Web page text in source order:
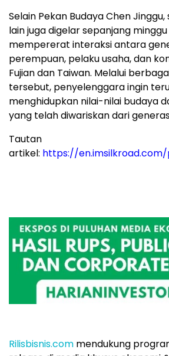
Selain Pekan Budaya Chen
lain juga digelar sepanjang
mempererat interaksi antara
perempuan, pelaku usaha, dan
Fujian dan Taiwan. Melalui
tersebut, penyelenggara ingin
menghidupkan nilai-nilai budaya
yang telah diwariskan dari
Tautan
artikel: https://
Rilisbisnis.com mendukung